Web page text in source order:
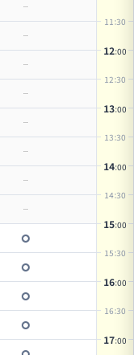
11:30
12:00
12:30
13:00
13:30
14:00
14:30
15:00
15:30
16:00
16:30
17:00